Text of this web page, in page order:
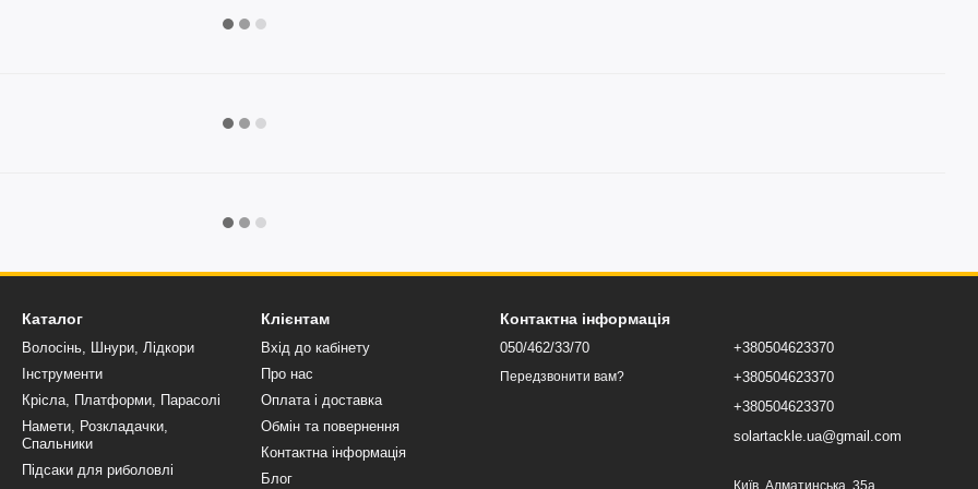
Каталог
Волосінь, Шнури, Лідкори
Інструменти
Крісла, Платформи, Парасолі
Намети, Розкладачки,
Спальники
Підсаки для риболовлі
Клієнтам
Вхід до кабінету
Про нас
Оплата і доставка
Обмін та повернення
Контактна інформація
Блог
Контактна інформація
050/462/33/70
Передзвонити вам?
+380504623370
+380504623370
+380504623370
solartackle.ua@gmail.com
Київ, Алматинська, 35а